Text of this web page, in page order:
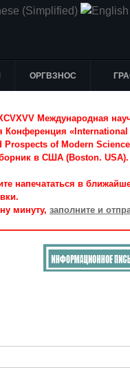
ОРГВЗНОС
Международная
Конференция
Prospects of Modern
в США (Boston.
напечататься в
минуту, заполните и